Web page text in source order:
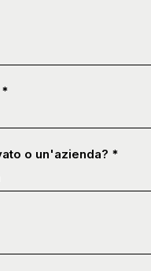
*
o un'azienda? *